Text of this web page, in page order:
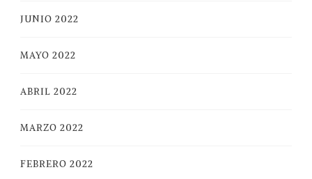
JUNIO 2022
MAYO 2022
ABRIL 2022
MARZO 2022
FEBRERO 2022